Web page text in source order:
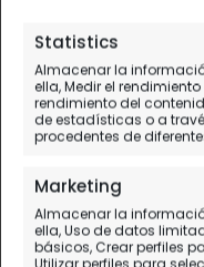
Statistics
Almacenar la
ella, Medir el
rendimiento del
de estadísticas o a
procedentes de
Marketing
Almacenar la
ella, Uso de datos
básicos, Crear perfiles
Posada